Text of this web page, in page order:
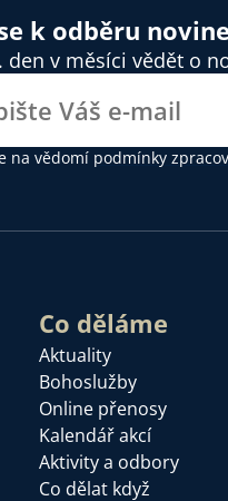
k odběru
den v měsíci vědět o
na vědomí podmínky
Co děláme
Aktuality
Bohoslužby
Online přenosy
Kalendář akcí
Aktivity a odbory
Co dělat když